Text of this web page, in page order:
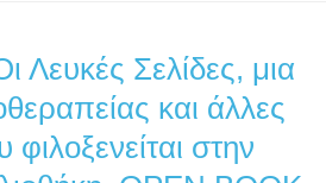
Λευκές Σελίδες, μια
και άλλες
φιλοξενείται στην